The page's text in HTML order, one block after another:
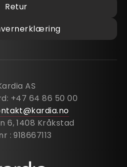
Retur
AS
+47 64 86 50 00
6, 1408 Kråkstad
: 918667113